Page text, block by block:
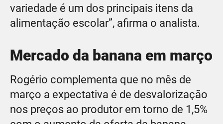
variedade é um dos principais itens da
alimentação escolar”, afirma o analista.
Mercado da banana em março
Rogério complementa que no mês de
março a expectativa é de desvalorização
nos preços ao produtor em torno de 1,5%